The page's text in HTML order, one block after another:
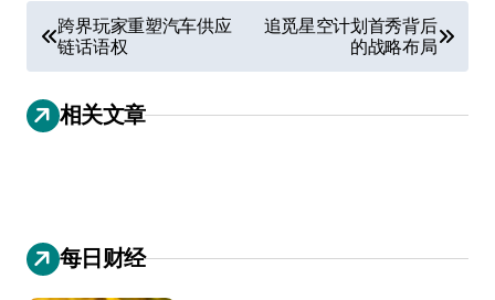
章
导
航
跨界玩家重塑汽车供应
链话语权
追觅星空计划首秀背后
的战略布局
相关文章
每日财经